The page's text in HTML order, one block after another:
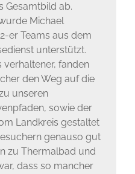
Gesamtbild ab.
Michael
er Teams aus dem
unterstützt.
fanden
den Weg auf die
unseren
sowie der
Landkreis gestaltet
genauso gut
zu Thermalbad und
dass so mancher